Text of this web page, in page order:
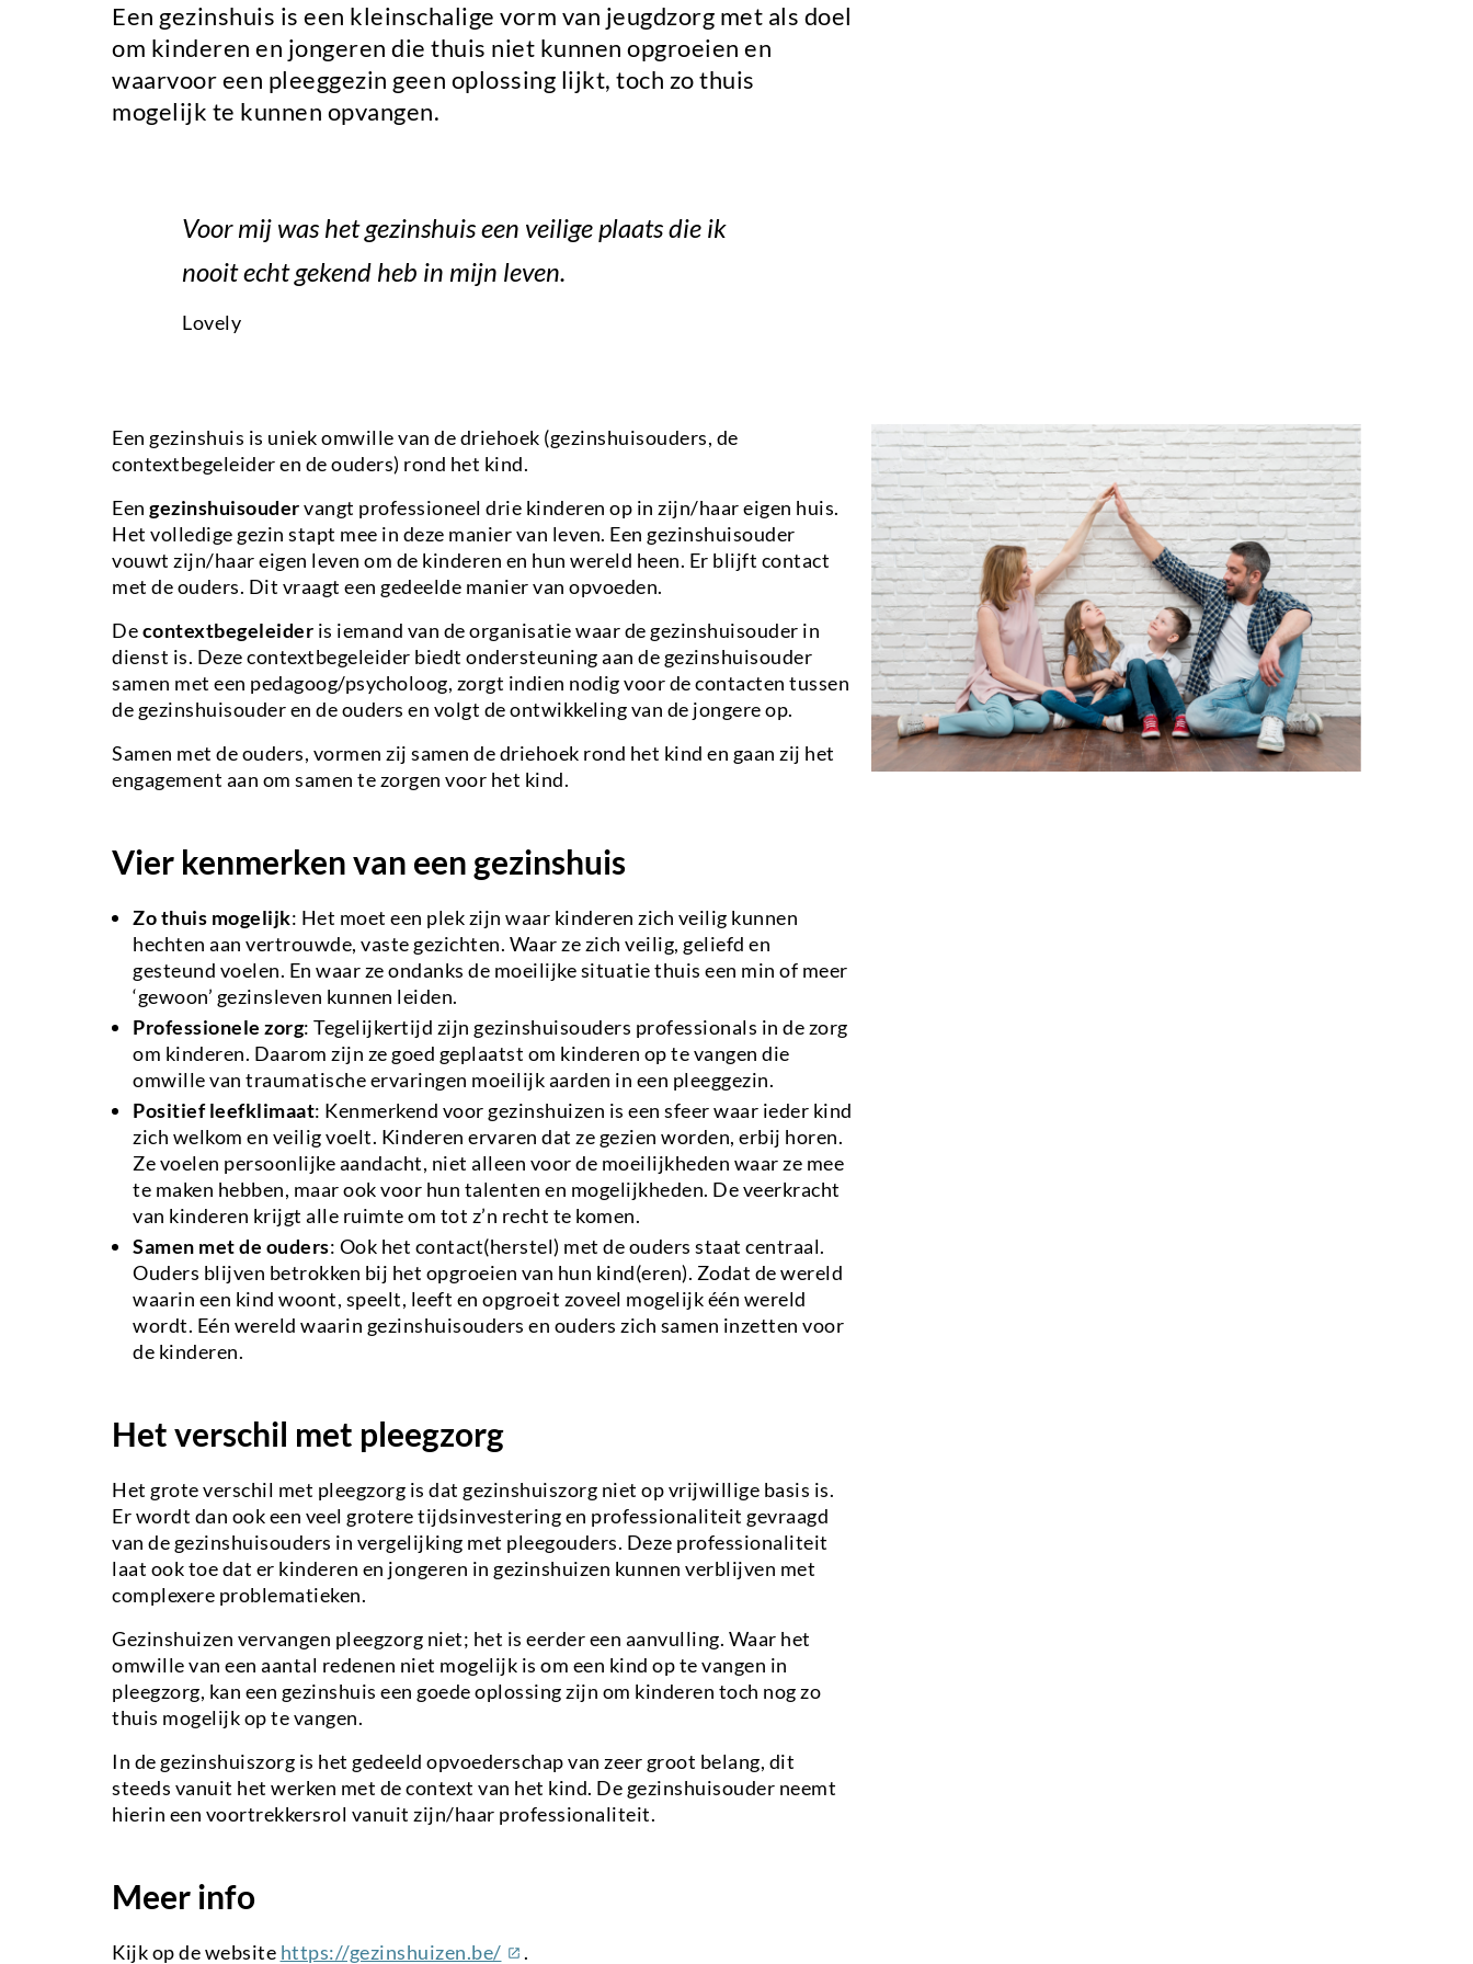
Een gezinshuis is een kleinschalige vorm van jeugdzorg met als doel
om kinderen en jongeren die thuis niet kunnen opgroeien en
waarvoor een pleeggezin geen oplossing lijkt, toch zo thuis
mogelijk te kunnen opvangen.
Voor mij was het gezinshuis een veilige plaats die ik
nooit echt gekend heb in mijn leven.
Lovely
Een gezinshuis is uniek omwille van de driehoek (gezinshuisouders, de
contextbegeleider en de ouders) rond het kind.
Een gezinshuisoudervangt professioneel drie kinderen op in zijn/haar eigen huis.
Het volledige gezin stapt mee in deze manier van leven. Een gezinshuisouder
vouwt zijn/haar eigen leven om de kinderen en hun wereld heen. Er blijft contact
met de ouders. Dit vraagt een gedeelde manier van opvoeden.
Decontextbegeleider is iemand van de organisatie waar de gezinshuisouder in
dienst is. Deze contextbegeleider biedt ondersteuning aan de gezinshuisouder
samen met een pedagoog/psycholoog, zorgt indien nodig voor de contacten tussen
de gezinshuisouder en de ouders en volgt de ontwikkeling van de jongere op.
Samen met de ouders, vormen zij samen de driehoek rond het kind en gaan zij het
engagement aan om samen te zorgen voor het kind.
Vier kenmerken van een gezinshuis
Zo thuis mogelijk: Het moet een plek zijn waar kinderen zich veilig kunnen
hechten aan vertrouwde, vaste gezichten. Waar ze zich veilig, geliefd en
gesteund voelen. En waar ze ondanks de moeilijke situatie thuis een min of meer
‘gewoon’ gezinsleven kunnen leiden.
Professionele zorg: Tegelijkertijd zijn gezinshuisouders professionals in de zorg
om kinderen. Daarom zijn ze goed geplaatst om kinderen op te vangen die
omwille van traumatische ervaringen moeilijk aarden in een pleeggezin.
Positief leefklimaat: Kenmerkend voor gezinshuizen is een sfeer waar ieder kind
zich welkom en veilig voelt. Kinderen ervaren dat ze gezien worden, erbij horen.
Ze voelen persoonlijke aandacht, niet alleen voor de moeilijkheden waar ze mee
te maken hebben, maar ook voor hun talenten en mogelijkheden. De veerkracht
van kinderen krijgt alle ruimte om tot z’n recht te komen.
Samen met de ouders: Ook het contact(herstel) met de ouders staat centraal.
Ouders blijven betrokken bij het opgroeien van hun kind(eren). Zodat de wereld
waarin een kind woont, speelt, leeft en opgroeit zoveel mogelijk één wereld
wordt. Eén wereld waarin gezinshuisouders en ouders zich samen inzetten voor
de kinderen.
Het verschil met pleegzorg
Het grote verschil met pleegzorg is dat gezinshuiszorg niet op vrijwillige basis is.
Er wordt dan ook een veel grotere tijdsinvestering en professionaliteit gevraagd
van de gezinshuisouders in vergelijking met pleegouders. Deze professionaliteit
laat ook toe dat er kinderen en jongeren in gezinshuizen kunnen verblijven met
complexere problematieken.
Gezinshuizen vervangen pleegzorg niet; het is eerder een aanvulling. Waar het
omwille van een aantal redenen niet mogelijk is om een kind op te vangen in
pleegzorg, kan een gezinshuis een goede oplossing zijn om kinderen toch nog zo
thuis mogelijk op te vangen.
In de gezinshuiszorg is het gedeeld opvoederschap van zeer groot belang, dit
steeds vanuit het werken met de context van het kind. De gezinshuisouder neemt
hierin een voortrekkersrol vanuit zijn/haar professionaliteit.
Meer info
Kijk op de website https://gezinshuizen.be/(externe
.